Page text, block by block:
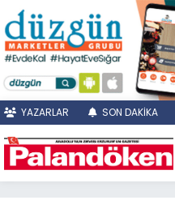
YAZARLAR SON DAKİKA